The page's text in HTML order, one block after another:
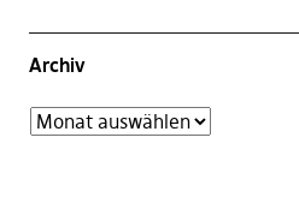
Archiv